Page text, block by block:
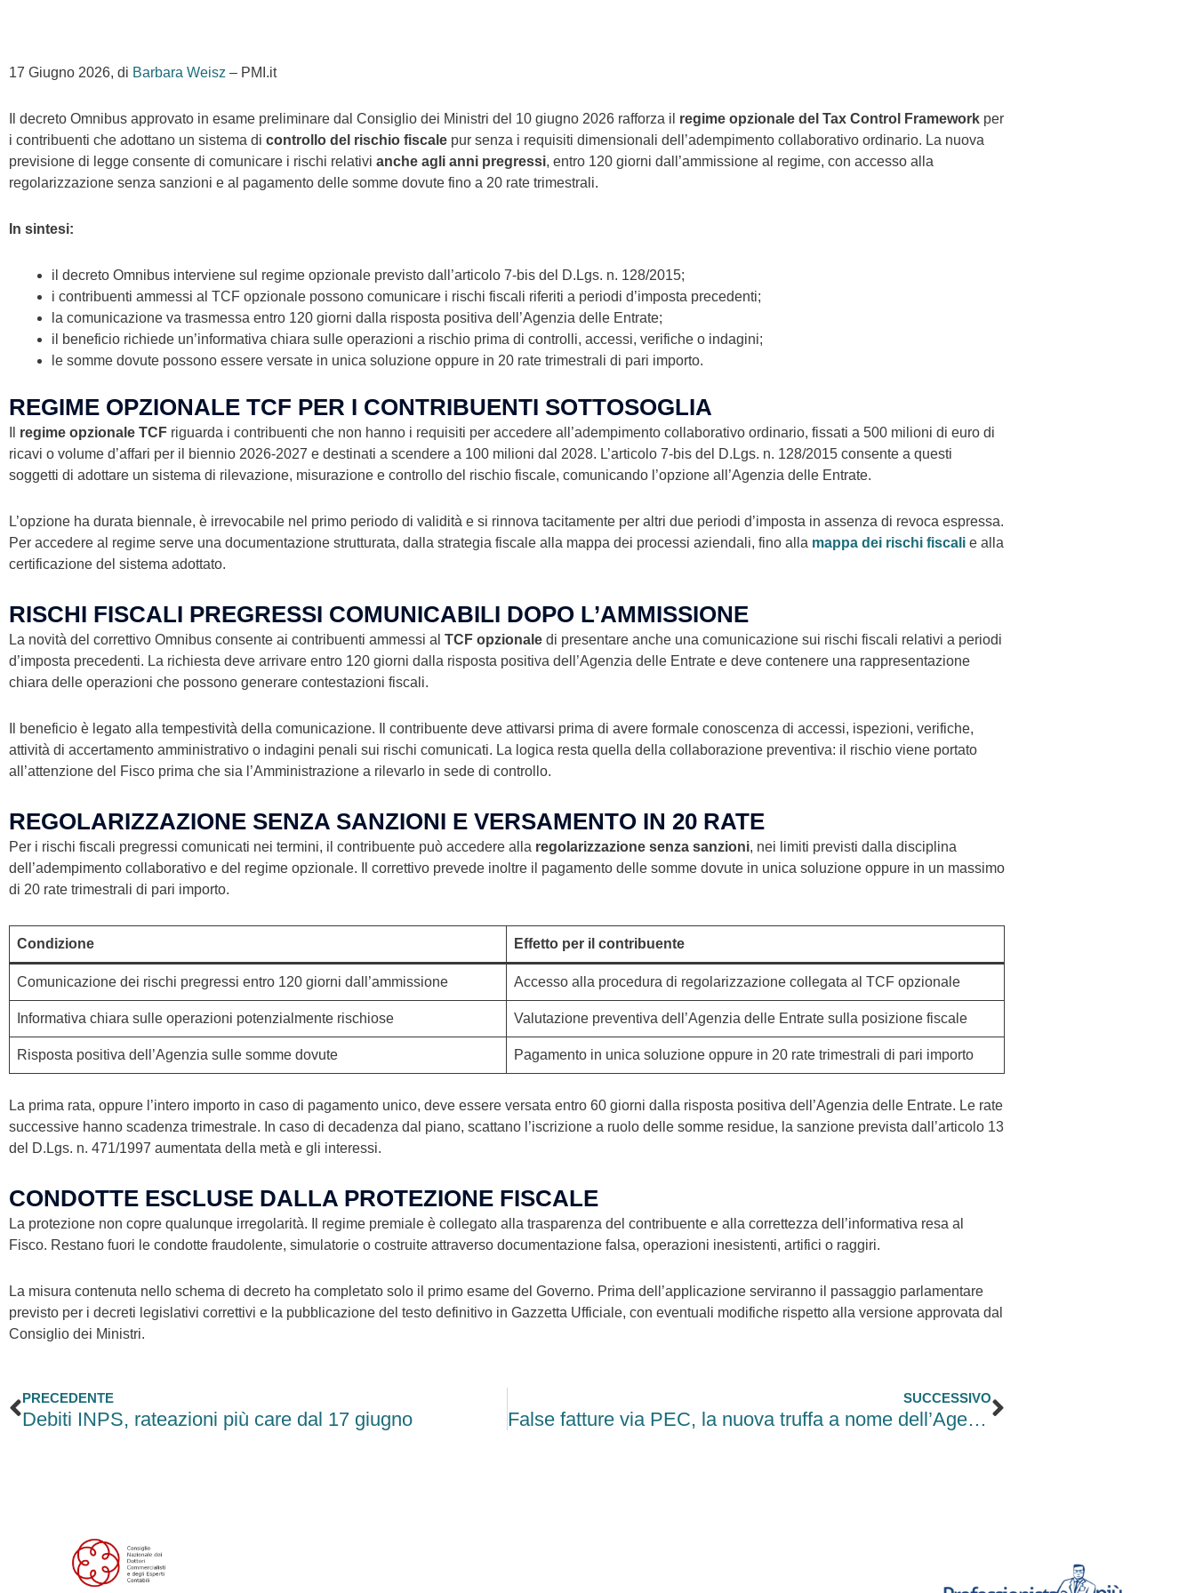
17 Giugno 2026, di Barbara Weisz – PMI.it
Il decreto Omnibus approvato in esame preliminare dal Consiglio dei Ministri del 10 giugno 2026 rafforza il regime opzionale del Tax Control Framework per
i contribuenti che adottano un sistema di controllo del rischio fiscale pur senza i requisiti dimensionali dell’adempimento collaborativo ordinario. La nuova
previsione di legge consente di comunicare i rischi relativi anche agli anni pregressi, entro 120 giorni dall’ammissione al regime, con accesso alla
regolarizzazione senza sanzioni e al pagamento delle somme dovute fino a 20 rate trimestrali.
In sintesi:
il decreto Omnibus interviene sul regime opzionale previsto dall’articolo 7-bis del D.Lgs. n. 128/2015;
i contribuenti ammessi al TCF opzionale possono comunicare i rischi fiscali riferiti a periodi d’imposta precedenti;
la comunicazione va trasmessa entro 120 giorni dalla risposta positiva dell’Agenzia delle Entrate;
il beneficio richiede un’informativa chiara sulle operazioni a rischio prima di controlli, accessi, verifiche o indagini;
le somme dovute possono essere versate in unica soluzione oppure in 20 rate trimestrali di pari importo.
REGIME OPZIONALE TCF PER I CONTRIBUENTI SOTTOSOGLIA
regime opzionale TCF riguarda i contribuenti che non hanno i requisiti per accedere all’adempimento collaborativo ordinario, fissati a 500 milioni di euro di
ricavi o volume d’affari per il biennio 2026-2027 e destinati a scendere a 100 milioni dal 2028. L’articolo 7-bis del D.Lgs. n. 128/2015 consente a questi
soggetti di adottare un sistema di rilevazione, misurazione e controllo del rischio fiscale, comunicando l’opzione all’Agenzia delle Entrate.
L’opzione ha durata biennale, è irrevocabile nel primo periodo di validità e si rinnova tacitamente per altri due periodi d’imposta in assenza di revoca espressa.
Per accedere al regime serve una documentazione strutturata, dalla strategia fiscale alla mappa dei processi aziendali, fino alla mappa dei rischi fiscali e alla
certificazione del sistema adottato.
RISCHI FISCALI PREGRESSI COMUNICABILI DOPO L’AMMISSIONE
La novità del correttivo Omnibus consente ai contribuenti ammessi al TCF opzionale di presentare anche una comunicazione sui rischi fiscali relativi a periodi
d’imposta precedenti. La richiesta deve arrivare entro 120 giorni dalla risposta positiva dell’Agenzia delle Entrate e deve contenere una rappresentazione
chiara delle operazioni che possono generare contestazioni fiscali.
Il beneficio è legato alla tempestività della comunicazione. Il contribuente deve attivarsi prima di avere formale conoscenza di accessi, ispezioni, verifiche,
attività di accertamento amministrativo o indagini penali sui rischi comunicati. La logica resta quella della collaborazione preventiva: il rischio viene portato
all’attenzione del Fisco prima che sia l’Amministrazione a rilevarlo in sede di controllo.
REGOLARIZZAZIONE SENZA SANZIONI E VERSAMENTO IN 20 RATE
Per i rischi fiscali pregressi comunicati nei termini, il contribuente può accedere alla regolarizzazione senza sanzioni, nei limiti previsti dalla disciplina
dell’adempimento collaborativo e del regime opzionale. Il correttivo prevede inoltre il pagamento delle somme dovute in unica soluzione oppure in un massimo
di 20 rate trimestrali di pari importo.
Condizione Effetto per il contribuente
Comunicazione dei rischi pregressi entro 120 giorni dall’ammissione Accesso alla procedura di regolarizzazione collegata al TCF opzionale
Informativa chiara sulle operazioni potenzialmente rischiose Valutazione preventiva dell’Agenzia delle Entrate sulla posizione fiscale
Risposta positiva dell’Agenzia sulle somme dovute Pagamento in unica soluzione oppure in 20 rate trimestrali di pari importo
La prima rata, oppure l’intero importo in caso di pagamento unico, deve essere versata entro 60 giorni dalla risposta positiva dell’Agenzia delle Entrate. Le rate
successive hanno scadenza trimestrale. In caso di decadenza dal piano, scattano l’iscrizione a ruolo delle somme residue, la sanzione prevista dall’articolo 13
del D.Lgs. n. 471/1997 aumentata della metà e gli interessi.
CONDOTTE ESCLUSE DALLA PROTEZIONE FISCALE
La protezione non copre qualunque irregolarità. Il regime premiale è collegato alla trasparenza del contribuente e alla correttezza dell’informativa resa al
Fisco. Restano fuori le condotte fraudolente, simulatorie o costruite attraverso documentazione falsa, operazioni inesistenti, artifici o raggiri.
La misura contenuta nello schema di decreto ha completato solo il primo esame del Governo. Prima dell’applicazione serviranno il passaggio parlamentare
previsto per i decreti legislativi correttivi e la pubblicazione del testo definitivo in Gazzetta Ufficiale, con eventuali modifiche rispetto alla versione approvata dal
Consiglio dei Ministri.
Precedente
PRECEDENTE
Debiti INPS, rateazioni più care dal 17 giugno
SUCCESSIVO
False fatture via PEC, la nuova truffa a nome dell’Agenzia delle Entrate
Successivo